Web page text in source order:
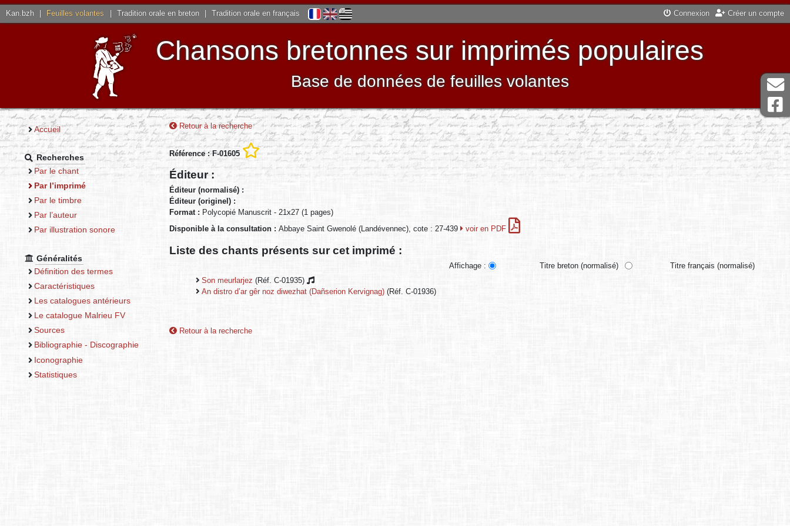
Kan.bzh Feuilles volantes Tradition orale en breton Tradition orale en français Connexion Créer un compte
Chansons bretonnes sur imprimés populaires
Base de données de feuilles volantes
Accueil
Recherches
Par le chant
Par l’imprimé
Par le timbre
Par l’auteur
Par illustration sonore
Généralités
Définition des termes
Caractéristiques
Les catalogues antérieurs
Le catalogue Malrieu FV
Sources
Bibliographie - Discographie
Iconographie
Statistiques
Retour à la recherche
Référence : F-01605
Éditeur :
Éditeur (normalisé) :
Éditeur (originel) :
Format : Polycopié Manuscrit - 21x27 (1 pages)
Disponible à la consultation : Abbaye Saint Gwenolé (Landévennec), cote : 27-439 voir en PDF
Liste des chants présents sur cet imprimé :
Affichage : Titre breton (normalisé)
Titre français (normalisé)
Son meurlarjez (Réf. C-01935)
An distro d’ar gêr noz diwezhat (Dañserion Kervignag) (Réf. C-01936)
Retour à la recherche